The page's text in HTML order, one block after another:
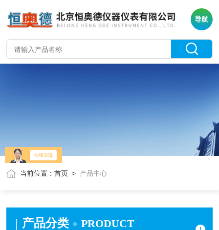
导航
当前位置：首页 > 产品中心
产品分类 PRODUCT